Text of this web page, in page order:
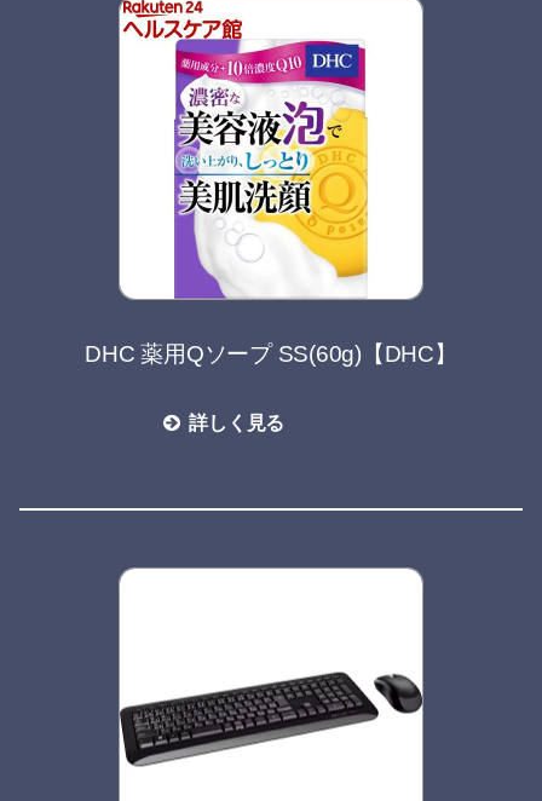
DHC 薬用Qソープ SS(60g)【DHC】
詳しく見る